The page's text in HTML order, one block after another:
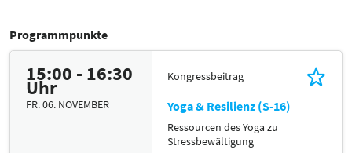
Programmpunkte
15:00 - 16:30
Uhr
FR. 06. NOVEMBER
Kongressbeitrag
Yoga & Resilienz (S-16)
Ressourcen des Yoga zu
Stressbewältigung